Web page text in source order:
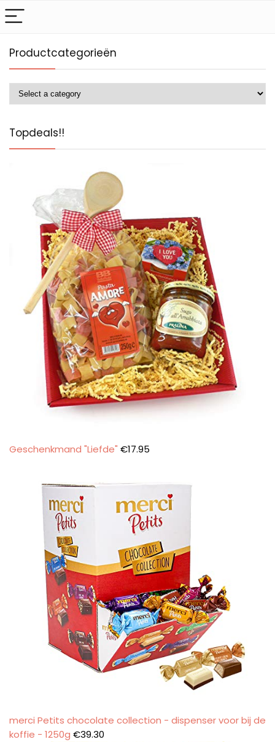
Productcategorieën
Topdeals!!
Geschenkmand "Liefde" €17.95
merci Petits chocolate collection - dispenser voor bij de
koffie - 1250g €39.30